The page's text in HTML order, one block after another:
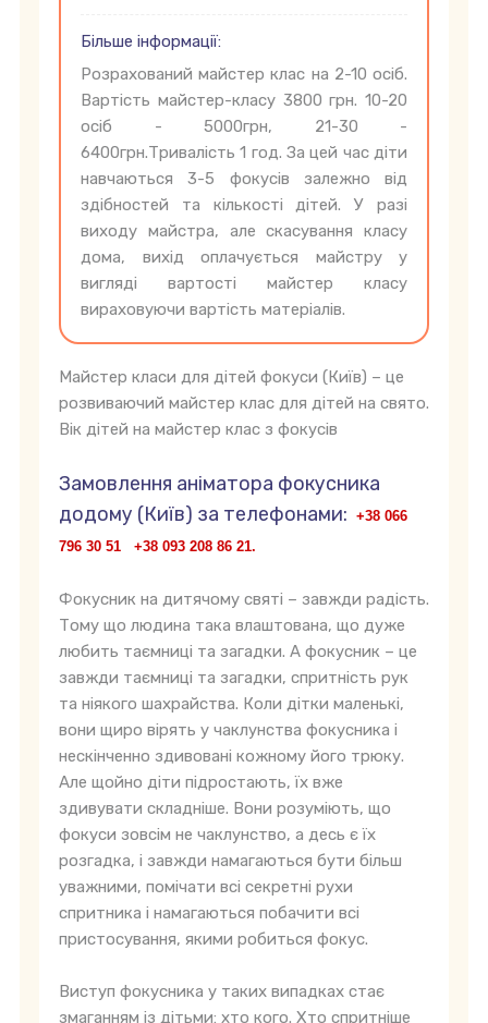
Більше інформації:
Розрахований майстер клас на 2-10 осіб.
Вартість майстер-класу 3800 грн. 10-20
осіб - 5000грн, 21-30 -
6400грн.Тривалість 1 год. За цей час діти
навчаються 3-5 фокусів залежно від
здібностей та кількості дітей. У разі
виходу майстра, але скасування класу
дома, вихід оплачується майстру у
вигляді вартості майстер класу
вираховуючи вартість матеріалів.
Майстер класи для дітей фокуси (Київ) – це
розвиваючий майстер клас для дітей на свято.
Вік дітей на майстер клас з фокусів
Замовлення аніматора фокусника
додому (Київ) за телефонами: +38 066
796 30 51 +38 093 208 86 21.
Фокусник на дитячому святі – завжди радість.
Тому що людина така влаштована, що дуже
любить таємниці та загадки. А фокусник – це
завжди таємниці та загадки, спритність рук
та ніякого шахрайства. Коли дітки маленькі,
вони щиро вірять у чаклунства фокусника і
нескінченно здивовані кожному його трюку.
Але щойно діти підростають, їх вже
здивувати складніше. Вони розуміють, що
фокуси зовсім не чаклунство, а десь є їх
розгадка, і завжди намагаються бути більш
уважними, помічати всі секретні рухи
спритника і намагаються побачити всі
пристосування, якими робиться фокус.
Виступ фокусника у таких випадках стає
змаганням із дітьми: хто кого. Хто спритніше